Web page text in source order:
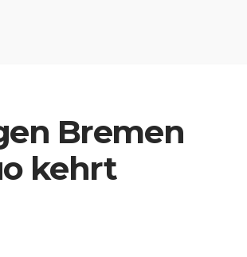
Bremen
kehrt